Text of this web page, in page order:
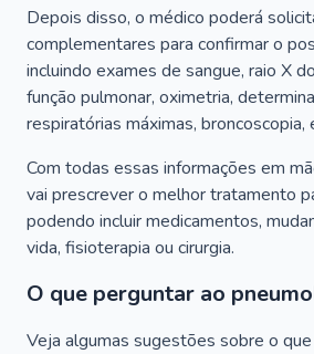
Depois disso, o médico poderá
complementares para confirmar o
incluindo exames de sangue, raio X
função pulmonar, oximetria,
respiratórias máximas, broncoscopia,
Com todas essas informações em
vai prescrever o melhor tratamento
podendo incluir medicamentos,
vida, fisioterapia ou cirurgia.
O que perguntar ao
Veja algumas sugestões sobre o